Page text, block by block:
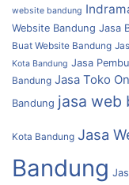
website bandung
Website Bandung Jasa
Buat Website Bandung
Kota Bandung Jasa
Bandung Jasa Toko
Bandung jasa web
Kota Bandung Jasa
Bandung